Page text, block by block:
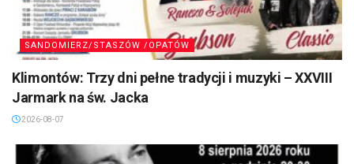
SANDOMIERZ/STASZÓW /OPATÓW
Klimontów: Trzy dni pełne tradycji i muzyki – XXVIII
Jarmark na św. Jacka
2026-08-07